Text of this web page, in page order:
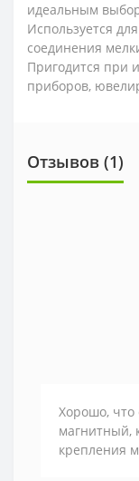
идеальным
Используется
соединения
Пригодится при
приборов,
Отзывов (1)
Хорошо, что
магнитный,
крепления